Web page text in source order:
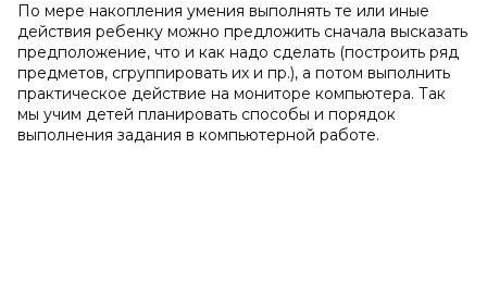
По мере накопления умения выполнять те или иные
действия ребенку можно предложить сначала высказать
предположение, что и как надо сделать (построить ряд
предметов, сгруппировать их и пр.), а потом выполнить
практическое действие на мониторе компьютера. Так
мы учим детей планировать способы и порядок
выполнения задания в компьютерной работе.